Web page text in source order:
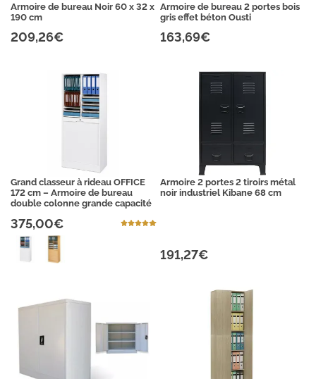
Armoire de bureau Noir 60 x 32 x
190 cm
209,26€
Armoire de bureau 2 portes bois
gris effet béton Ousti
163,69€
Grand classeur à rideau OFFICE
172 cm – Armoire de bureau
double colonne grande capacité
375,00€
Armoire 2 portes 2 tiroirs métal
noir industriel Kibane 68 cm
191,27€